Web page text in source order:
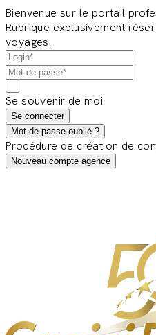
Bienvenue sur le portail
Rubrique exclusivement
voyages.
Se souvenir de moi
Se connecter
Mot de passe oublié ?
Procédure de création de
Nouveau compte agence